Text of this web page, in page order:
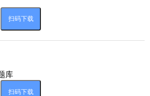
扫码下载
库
扫码下载